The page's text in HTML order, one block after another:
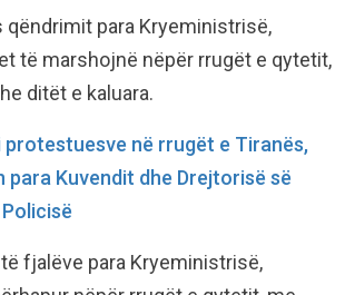
qëndrimit para Kryeministrisë,
të marshojnë nëpër rrugët e qytetit,
ditët e kaluara.
protestuesve në rrugët e Tiranës,
Kuvendit dhe Drejtorisë së
fjalëve para Kryeministrisë,